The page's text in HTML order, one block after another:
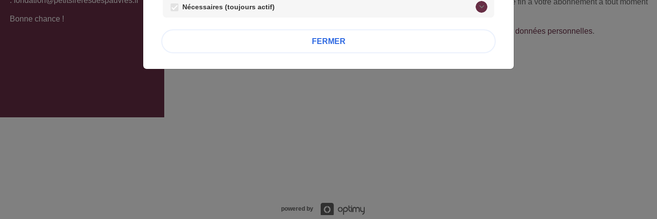
Bonne chance !
, vous pourrez bien entendu mettre fin à votre abonnement à tout moment
à partir du lien "se désabonner".
Politique de protection des données personnelles.
powered by
Nécessaires (toujours actif)
FERMER